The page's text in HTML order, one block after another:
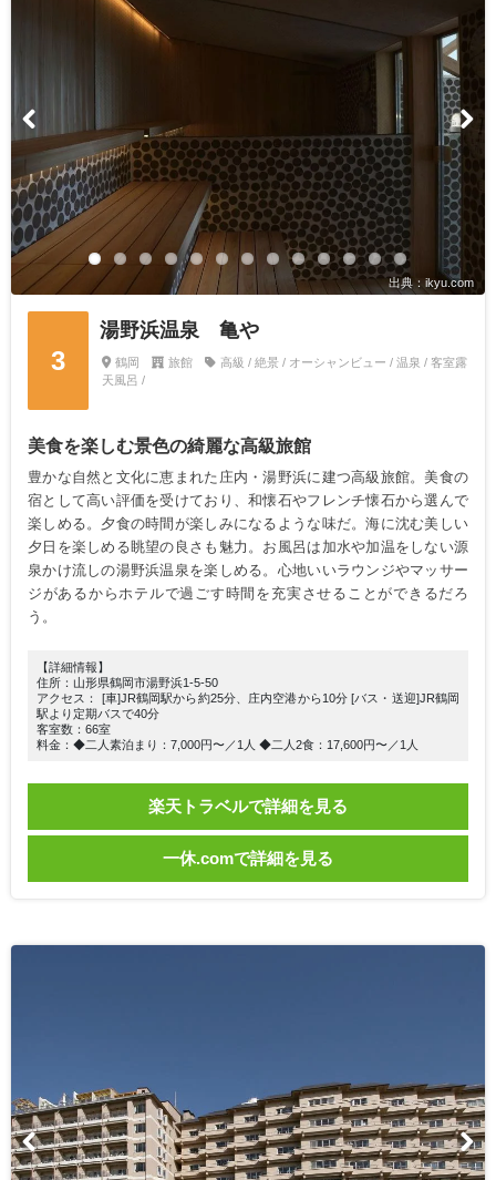
出典：ikyu.com
3
湯野浜温泉 亀や
鶴岡 旅館
高級 / 絶景 / オーシャンビュー / 温泉 / 客室露
天風呂 /
美食を楽しむ景色の綺麗な高級旅館
豊かな自然と文化に恵まれた庄内・湯野浜に建つ高級旅館。美食の
宿として高い評価を受けており、和懐石やフレンチ懐石から選んで
楽しめる。夕食の時間が楽しみになるような味だ。海に沈む美しい
夕日を楽しめる眺望の良さも魅力。お風呂は加水や加温をしない源
泉かけ流しの湯野浜温泉を楽しめる。心地いいラウンジやマッサー
ジがあるからホテルで過ごす時間を充実させることができるだろ
う。
【詳細情報】
住所：山形県鶴岡市湯野浜1-5-50
アクセス： [車]JR鶴岡駅から約25分、庄内空港から10分 [バス・送迎]JR鶴岡
駅より定期バスで40分
客室数：66室
料金：◆二人素泊まり：7,000円〜／1人 ◆二人2食：17,600円〜／1人
楽天トラベルで詳細を見る
一休.comで詳細を見る